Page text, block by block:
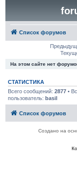
Список форумов
На этом сайте нет
СТАТИСТИКА
Всего сообщений: 2877•
пользователь: basil
Список форумов
Создано на